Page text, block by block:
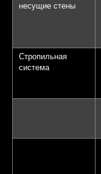
несущие стены
Стропильная
система